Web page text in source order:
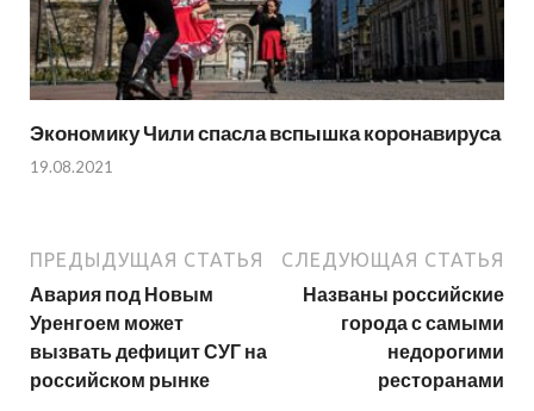
Экономику Чили спасла вспышка коронавируса
19.08.2021
ПРЕДЫДУЩАЯ СТАТЬЯ
Авария под Новым
Уренгоем может
вызвать дефицит СУГ на
российском рынке
СЛЕДУЮЩАЯ СТАТЬЯ
Названы российские
города с самыми
недорогими
ресторанами